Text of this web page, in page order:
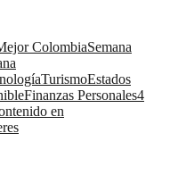
ColombiaSemana
TurismoEstados
Finanzas Personales4
en